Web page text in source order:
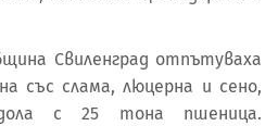
Свиленград отпътуваха
със слама, люцерна и сено,
с 25 тона пшеница.